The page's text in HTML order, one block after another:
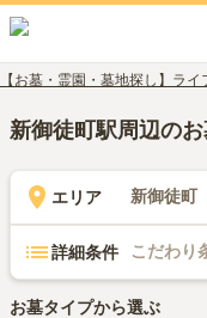
【お墓・霊園・墓地探し】ライ
新御徒町駅周辺の
エリア 新御徒町
詳細条件 こだわり
お墓タイプから選ぶ